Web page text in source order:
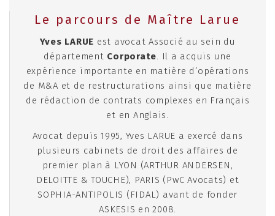
Le parcours de Maître Larue
Yves LARUE est avocat Associé au sein du
département Corporate. Il a acquis une
expérience importante en matière d’opérations
de M&A et de restructurations ainsi que matière
de rédaction de contrats complexes en Français
et en Anglais.
Avocat depuis 1995, Yves LARUE a exercé dans
plusieurs cabinets de droit des affaires de
premier plan à LYON (ARTHUR ANDERSEN,
DELOITTE & TOUCHE), PARIS (PwC Avocats) et
SOPHIA-ANTIPOLIS (FIDAL) avant de fonder
ASKESIS en 2008.